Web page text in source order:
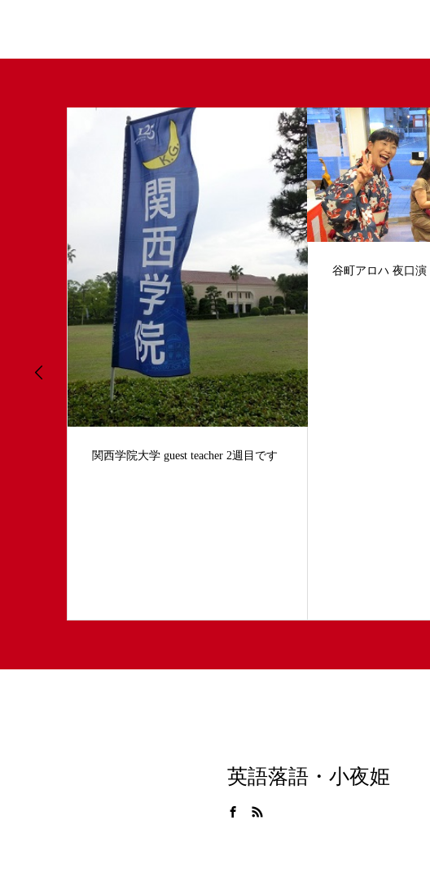
谷町アロハ 夜口演 ５回目
英語落語・小夜姫